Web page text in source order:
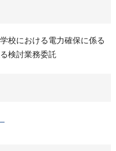
校における電力確保に係る
検討業務委託